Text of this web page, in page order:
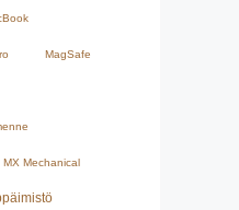
MagSafe
MX Mechanical